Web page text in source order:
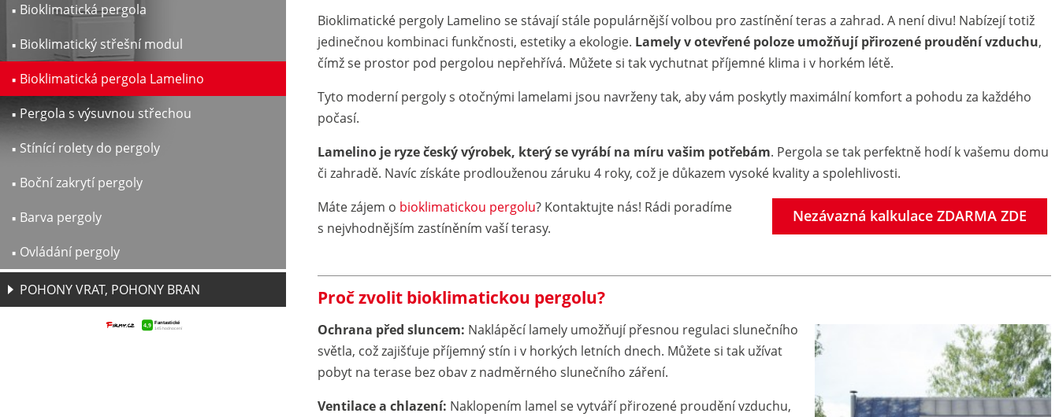
Bioklimatická pergola
Bioklimatický střešní modul
Bioklimatická pergola Lamelino
Pergola s výsuvnou střechou
Stínící rolety do pergoly
Boční zakrytí pergoly
Barva pergoly
Ovládání pergoly
POHONY VRAT, POHONY BRAN
Bioklimatické pergoly Lamelino se stávají stále populárnější volbou pro zastínění teras a zahrad. A není divu! Nabízejí totiž
jedinečnou kombinaci funkčnosti, estetiky a ekologie. Lamely v otevřené poloze umožňují přirozené proudění vzduchu,
čímž se prostor pod pergolou nepřehřívá. Můžete si tak vychutnat příjemné klima i v horkém létě.
Tyto moderní pergoly s otočnými lamelami jsou navrženy tak, aby vám poskytly maximální komfort a pohodu za každého
počasí.
Lamelino je ryze český výrobek, který se vyrábí na míru vašim potřebám. Pergola se tak perfektně hodí k vašemu domu
či zahradě. Navíc získáte prodlouženou záruku 4 roky, což je důkazem vysoké kvality a spolehlivosti.
Nezávazná kalkulace ZDARMA ZDE
Máte zájem o bioklimatickou pergolu? Kontaktujte nás! Rádi poradíme
s nejvhodnějším zastíněním vaší terasy.
Proč zvolit bioklimatickou pergolu?
Ochrana před sluncem: Naklápěcí lamely umožňují přesnou regulaci slunečního
světla, což zajišťuje příjemný stín i v horkých letních dnech. Můžete si tak užívat
pobyt na terase bez obav z nadměrného slunečního záření.
Ventilace a chlazení: Naklopením lamel se vytváří přirozené proudění vzduchu,